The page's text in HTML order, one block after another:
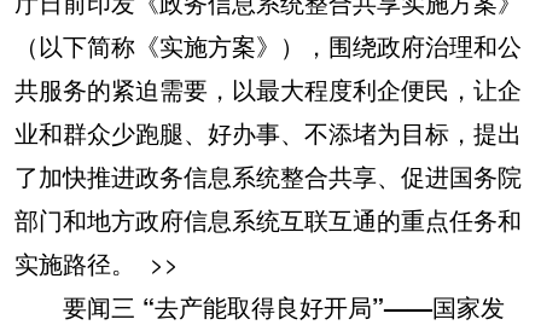
（以下简称《实施方案》），围绕政府治理和公
共服务的紧迫需要，以最大程度利企便民，让企
业和群众少跑腿、好办事、不添堵为目标，提出
了加快推进政务信息系统整合共享、促进国务院
部门和地方政府信息系统互联互通的重点任务和
实施路径。 >>
要闻三 “去产能取得良好开局”——国家发